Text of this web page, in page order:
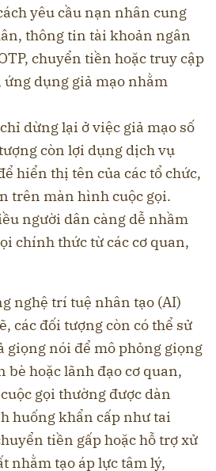
yêu cầu nạn nhân cung
thông tin tài khoản ngân
chuyển tiền hoặc truy cập
ứng dụng giả mạo nhằm
dừng lại ở việc giả mạo số
còn lợi dụng dịch vụ
hiển thị tên của các tổ chức,
trên màn hình cuộc gọi.
người dân càng dễ nhầm
chính thức từ các cơ quan,
nghệ trí tuệ nhân tạo (AI)
các đối tượng còn có thể sử
giọng nói để mô phỏng giọng
bè hoặc lãnh đạo cơ quan,
gọi thường được dàn
huống khẩn cấp như tai
tiền gấp hoặc hỗ trợ xử
nhằm tạo áp lực tâm lý,